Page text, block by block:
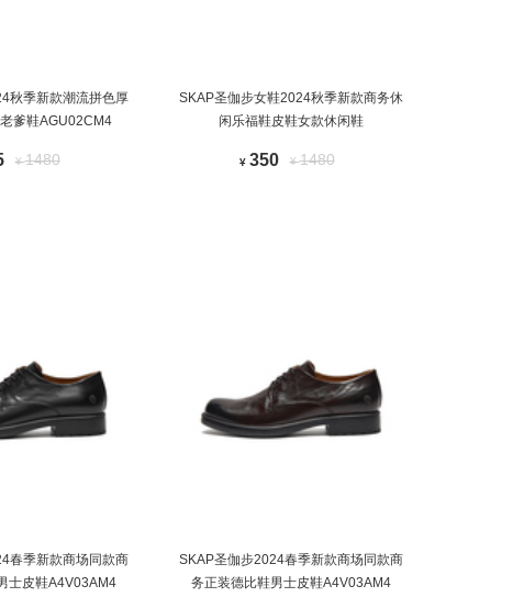
秋季新款潮流拼色厚
爹鞋AGU02CM4
¥1480
SKAP圣伽步女鞋2024秋季新款商务休
闲乐福鞋皮鞋女款休闲鞋
¥ 350 ¥1480
春季新款商场同款商
士皮鞋A4V03AM4
SKAP圣伽步2024春季新款商场同款商
务正装德比鞋男士皮鞋A4V03AM4